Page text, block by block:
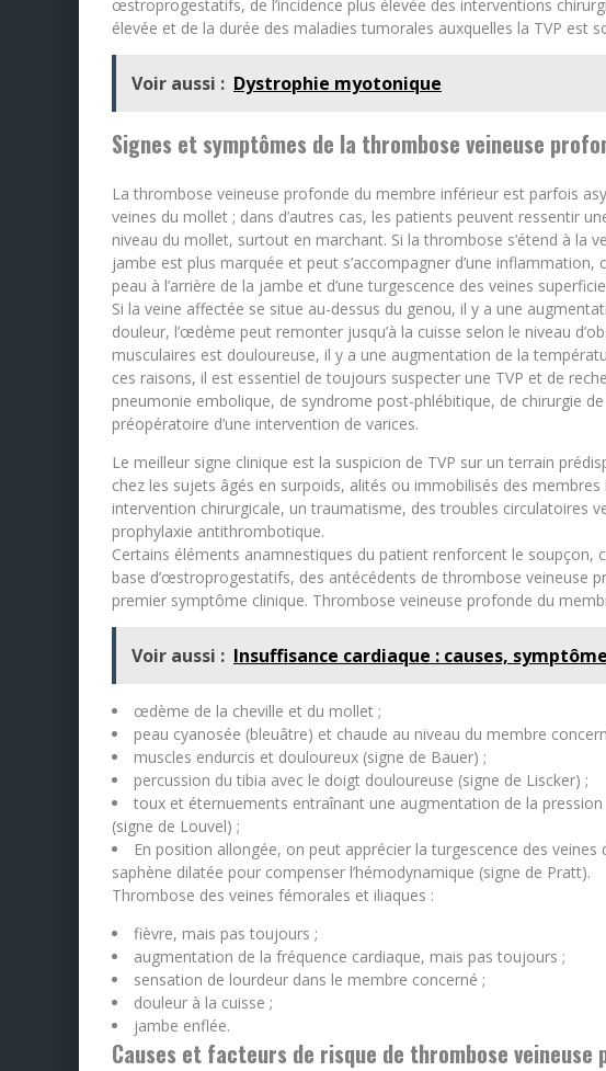
œstroprogestatifs, de l’incidence plus élevée des interventions
élevée et de la durée des maladies tumorales auxquelles la TVP est
Voir aussi : Dystrophie myotonique
Signes et symptômes de la thrombose veineuse
La thrombose veineuse profonde du membre inférieur est parfois
veines du mollet ; dans d’autres cas, les patients peuvent ressentir
niveau du mollet, surtout en marchant. Si la thrombose s’étend à la
jambe est plus marquée et peut s’accompagner d’une inflammation,
peau à l’arrière de la jambe et d’une turgescence des veines
Si la veine affectée se situe au-dessus du genou, il y a une
douleur, l’œdème peut remonter jusqu’à la cuisse selon le niveau
musculaires est douloureuse, il y a une augmentation de la
ces raisons, il est essentiel de toujours suspecter une TVP et de
pneumonie embolique, de syndrome post-phlébitique, de chirurgie
préopératoire d’une intervention de varices.
Le meilleur signe clinique est la suspicion de TVP sur un terrain
chez les sujets âgés en surpoids, alités ou immobilisés des
intervention chirurgicale, un traumatisme, des troubles circulatoires
prophylaxie antithrombotique.
Certains éléments anamnestiques du patient renforcent le soupçon,
base d’œstroprogestatifs, des antécédents de thrombose veineuse
premier symptôme clinique. Thrombose veineuse profonde du
Voir aussi : Insuffisance cardiaque : causes,
œdème de la cheville et du mollet ;
peau cyanosée (bleuâtre) et chaude au niveau du membre
muscles endurcis et douloureux (signe de Bauer) ;
percussion du tibia avec le doigt douloureuse (signe de Liscker) ;
toux et éternuements entraînant une augmentation de la
(signe de Louvel) ;
En position allongée, on peut apprécier la turgescence des
saphène dilatée pour compenser l’hémodynamique (signe de Pratt).
Thrombose des veines fémorales et iliaques :
fièvre, mais pas toujours ;
augmentation de la fréquence cardiaque, mais pas toujours ;
sensation de lourdeur dans le membre concerné ;
douleur à la cuisse ;
jambe enflée.
Causes et facteurs de risque de thrombose veineuse